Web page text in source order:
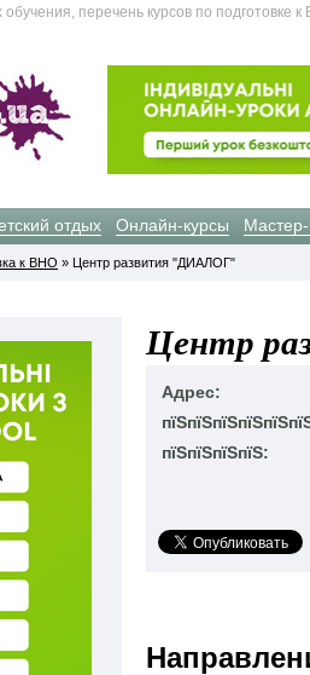
перечень курсов по
отдых Онлайн-курсы
к ВНО » Центр развития "ДИАЛОГ"
Центр
Адрес:
пїЅпїЅпїЅпїЅ: